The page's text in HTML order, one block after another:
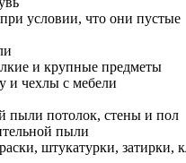
условии, что они пустые
и крупные предметы
и чехлы с мебели
пыли потолок, стены и пол
пыли
штукатурки, затирки,